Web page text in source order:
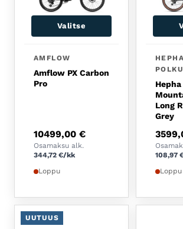
Valitse
AMFLOW
Amflow PX Carbon
Pro
10499,00 €
Osamaksu alk.
344,72 €/kk
Loppu
HEPHA
Long
Grey
108,97
Loppu
UUTUUS